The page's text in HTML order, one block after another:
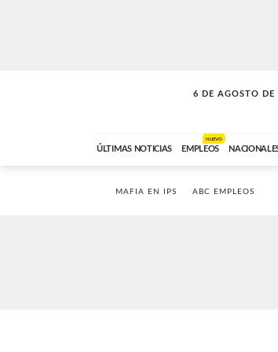
6 DE AGOSTO DE
LA MOVIDA
ÚLTIMAS NOTICIAS EMPLEOS
NUEVO
MAFIA EN IPS ABC EMPLEOS